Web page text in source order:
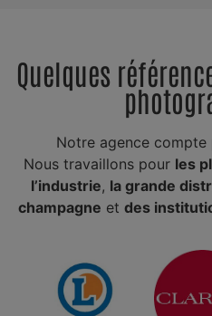
Quelques
Notre agence compte
Nous travaillons pour les
l’industrie, la grande
champagne et des